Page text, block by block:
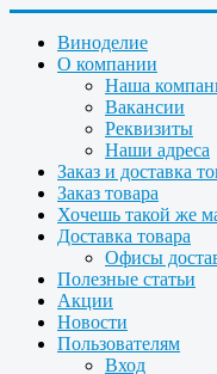
Виноделие
О компании
Наша
Вакансии
Реквизиты
Наши адреса
Заказ и доставка
Заказ товара
Хочешь такой же
Доставка товара
Офисы
Полезные статьи
Акции
Новости
Пользователям
Вход